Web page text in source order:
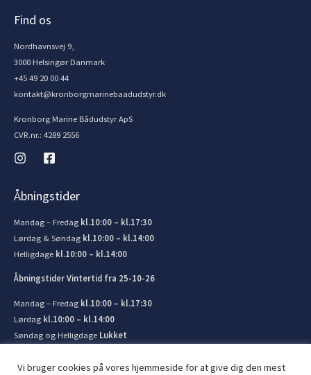
Find os
Nordhavnsvej 9,
3000 Helsingør Danmark
+45 49 20 00 44
kontakt@kronborgmarinebaadudstyr.dk
Kronborg Marine Bådudstyr ApS
CVR.nr.: 4289 2556
Åbningstider
Mandag – Fredag kl.10:00 – kl.17:30
Lørdag & Søndag kl.10:00 – kl.14:00
Helligdage kl.10:00 – kl.14:00
Åbningstider Vintertid fra 25-10-26
Mandag – Fredag kl.10:00 – kl.17:30
Lørdag kl.10:00 – kl.14:00
Søndag og Helligdage Lukket
Vi bruger cookies på vores hjemmeside for at give dig den mest